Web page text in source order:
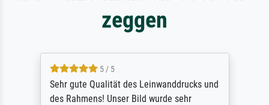
zeggen
5 / 5
Sehr gute Qualität des Leinwanddrucks und
des Rahmens! Unser Bild wurde sehr